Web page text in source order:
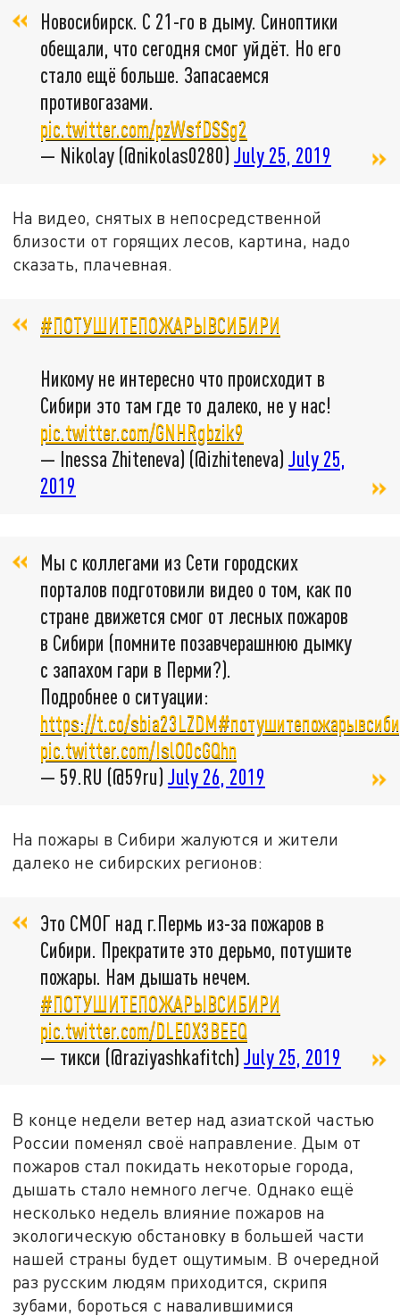
Новосибирск. С 21-го в дыму. Синоптики
обещали, что сегодня смог уйдёт. Но его
стало ещё больше. Запасаемся
противогазами.
pic.twitter.com/pzWsfDSSg2
— Nikolay (@nikolas0280)July 25, 2019
На видео, снятых в непосредственной
близости от горящих лесов, картина, надо
сказать, плачевная.
#ПОТУШИТЕПОЖАРЫВСИБИРИ
Никому не интересно что происходит в
Сибири это там где то далеко, не у нас!
pic.twitter.com/GNHRgbzik9
— Inessa Zhiteneva) (@izhiteneva) July 25,
2019
Мы с коллегами из Сети городских
порталов подготовили видео о том, как по
стране движется смог от лесных пожаров
в Сибири (помните позавчерашнюю дымку
с запахом гари в Перми?).
Подробнее о ситуации:
https://t.co/sbia23LZDM
pic.twitter.com/IslO0cGQhn
— 59.RU (@59ru)July 26, 2019
На пожары в Сибири жалуются и жители
далеко не сибирских регионов:
Это СМОГ над г.Пермь из-за пожаров в
Сибири. Прекратите это дерьмо, потушите
пожары. Нам дышать нечем.
#ПОТУШИТЕПОЖАРЫВСИБИРИ
pic.twitter.com/DLE0X3BEEQ
— тикси (@raziyashkafitch) July 25, 2019
В конце недели ветер над азиатской частью
России поменял своё направление. Дым от
пожаров стал покидать некоторые города,
дышать стало немного легче. Однако ещё
несколько недель влияние пожаров на
экологическую обстановку в большей части
нашей страны будет ощутимым. В очередной
раз русским людям приходится, скрипя
зубами, бороться с навалившимися